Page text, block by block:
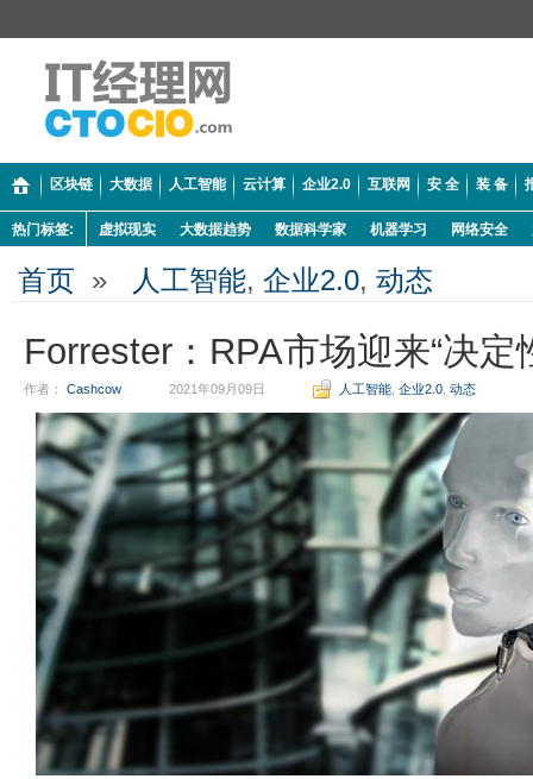
区块链 大数据 人工智能 云计算 企业2.0 互联网 安 全 装 备
热门标签: 虚拟现实 大数据趋势 数据科学家 机器学习 网络安全
首页 » 人工智能, 企业2.0, 动态
Forrester：RPA市场迎来“决定
作者： Cashcow 2021年09月09日 人工智能 企业2.0 动态